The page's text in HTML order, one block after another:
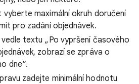
maximální okruh doručení
pro zadání objednávek.
textu „Po vypršení časového
zobrazí se zpráva o
dne“.
zadejte minimální hodnotu